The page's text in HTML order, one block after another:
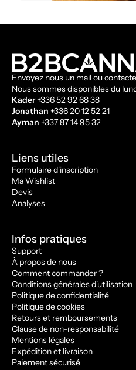
Envoyez nous un mail ou
Nous sommes disponibles du
Kader+336 52 92 68 38
Jonathan +336 20 12 52 21
Ayman +337 87 14 95 32
Liens utiles
Formulaire d'inscription
Ma Wishlist
Devis
Analyses
Infos pratiques
Support
À propos de nous
Comment commander ?
Conditions générales d'utilisation
Politique de confidentialité
Politique de cookies
Retours et remboursements
Clause de non-responsabilité
Mentions légales
Expédition et livraison
Paiement sécurisé